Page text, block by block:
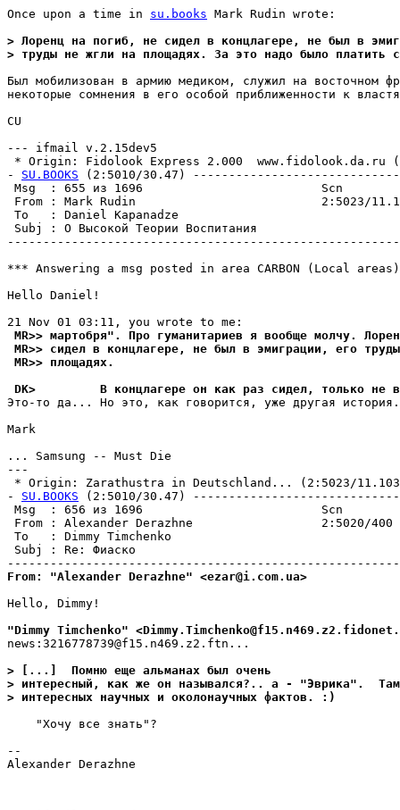
Once upon a time in su.books Mark Rudin wrote:
> Лоренц на погиб, не сидел в концлагере, не был в
> труды не жгли на площадях. За это надо было платить
Был мобилизован в армию медиком, служил на восточном
некоторые сомнения в его особой приближенности к
CU
--- ifmail v.2.15dev5
* Origin: Fidolook Express 2.000  www.fidolook.da.ru
- SU.BOOKS (2:5010/30.47)
Msg  : 655 из 1696
From : Mark Rudin                          2:5023/
To   : Daniel Kapanadze
Subj : О Высокой Теории
*** Answering a msg posted in area CARBON (Local
Hello Daniel!
MR>> маpтобpя". Про гуманитариев я вообще молчу.
MR>> сидел в концлагере, не был в эмиграции, его
MR>> площадях.
DK>         В концлагере он как раз сидел, только не
Это-то да... Hо это, как говорится, уже другая история.
Mark
... Samsung -- Must Die
---
* Origin: Zarathustra in Deutschland... (2:5023/
- SU.BOOKS (2:5010/30.47)
Msg  : 656 из 1696
From : Alexander Derazhne                  2:5020/400
To   : Dimmy Timchenko
Subj : Re:
From: "Alexander Derazhne" <ezar@i.com.ua>
Hello, Dimmy!
"Dimmy Timchenko"
news:3216778739@f15.n469.z2.ftn...
> [...]  Помню еще альманах был очень
> интересный, как же он назывался?.. а - "Эврика".  Там
> интересных научных и околонаучных фактов. :)
    "Хочу все знать"?
--
Alexander Derazhne